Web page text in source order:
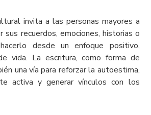
invita a las personas mayores a
sus recuerdos, emociones, historias o
desde un enfoque positivo,
vida. La escritura, como forma de
una vía para reforzar la autoestima,
activa y generar vínculos con los